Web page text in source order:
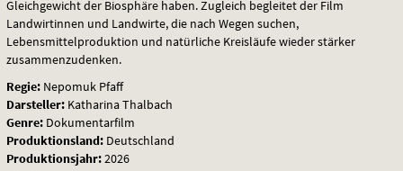
Gleichgewicht der Biosphäre haben. Zugleich begleitet der Film
Landwirtinnen und Landwirte, die nach Wegen suchen,
Lebensmittelproduktion und natürliche Kreisläufe wieder stärker
zusammenzudenken.
Regie: Nepomuk Pfaff
Darsteller: Katharina Thalbach
Genre: Dokumentarfilm
Produktionsland: Deutschland
Produktionsjahr:2026